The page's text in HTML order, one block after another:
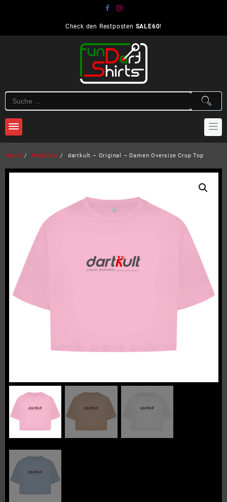
Check den Restposten SALE60!
Home Produkte dartkult – Original – Damen Oversize Crop Top